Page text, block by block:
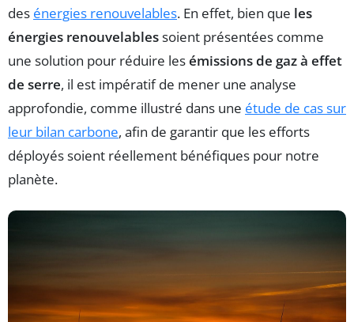
des énergies renouvelables. En effet, bien que les
énergies renouvelablessoient présentées comme
une solution pour réduire lesémissions de gaz à effet
de serre, il est impératif de mener une analyse
approfondie, comme illustré dans une étude de cas sur
leur bilan carbone, afin de garantir que les efforts
déployés soient réellement bénéfiques pour notre
planète.